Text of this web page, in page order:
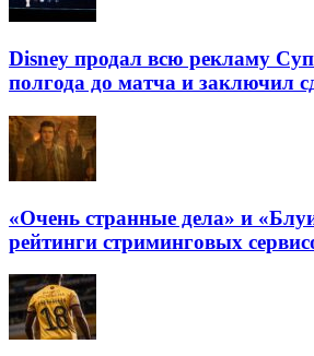
Disney продал всю рекламу
полгода до матча и заключил
«Очень странные дела» и
рейтинги стриминговых